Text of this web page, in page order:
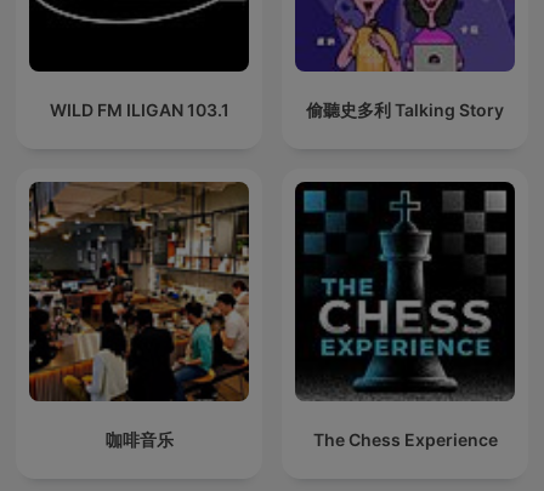
WILD FM ILIGAN 103.1 偷聽史多利 Talking Story
咖啡音乐 The Chess Experience